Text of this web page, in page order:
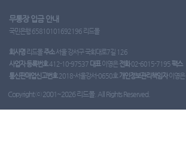
무통장 입금 안내
국민은행 65810101692196 리드몰
회사명 리드몰주소서울 강서구 국회대로7길 126
사업자 등록번호412-10-97537 대표이영은 전화02-6015-7195팩스
통신판매업신고번호2018-서울강서-0650호 개인정보관리책임자이영은
Copyright ⓒ 2001~2026 리드몰. All Rights Reserved.